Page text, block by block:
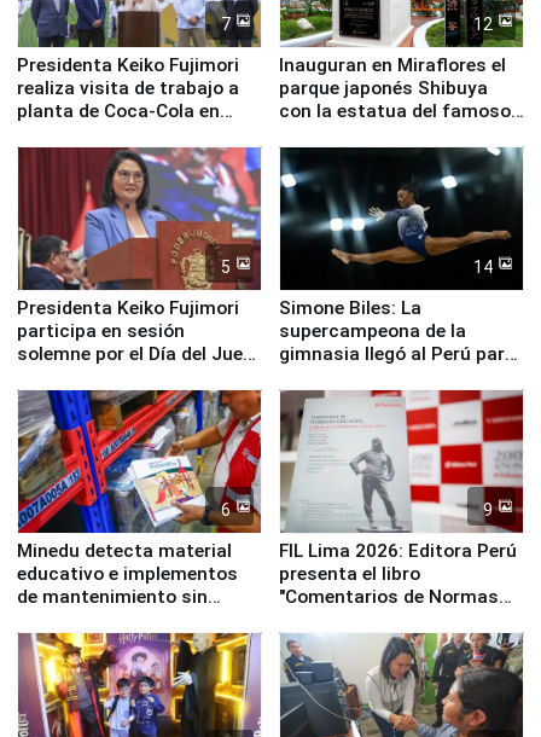
7
Presidenta Keiko Fujimori
realiza visita de trabajo a
planta de Coca-Cola en
12
Inauguran en Miraflores el
parque japonés Shibuya
con la estatua del famoso
5
Presidenta Keiko Fujimori
participa en sesión
solemne por el Día del Juez
14
Simone Biles: La
supercampeona de la
gimnasia llegó al Perú para
Panamericanos Lima 2027
6
Minedu detecta material
educativo e implementos
de mantenimiento sin
la UGEL 2
9
FIL Lima 2026: Editora Perú
presenta el libro
"Comentarios de Normas
Derecho Colectivo"